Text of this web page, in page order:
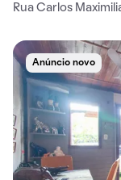
Rua Carlos
Anúncio novo